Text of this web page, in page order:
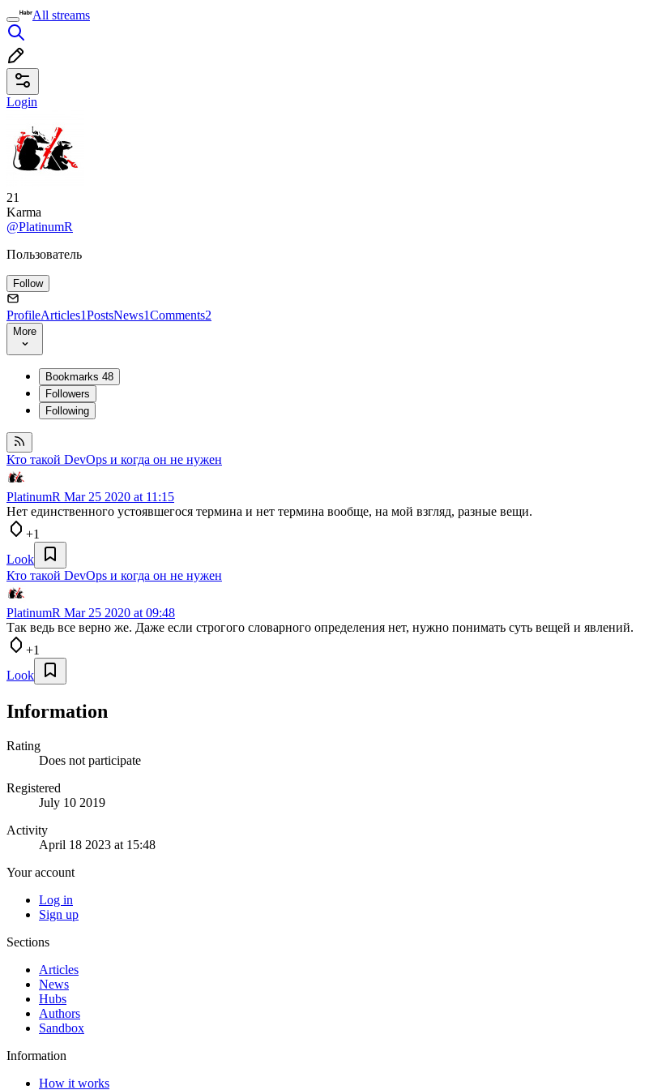
All streams
Login
21
Karma
@PlatinumR
Пользователь
Follow
ProfileArticles1PostsNews1Comments2
More
Bookmarks 48
Followers
Following
Кто такой DevOps и когда он не нужен
PlatinumR Mar 25 2020 at 11:15
Нет единственного устоявшегося термина и нет термина вообще, на мой взгляд, разные вещи.
+1
Look
Кто такой DevOps и когда он не нужен
PlatinumR Mar 25 2020 at 09:48
Так ведь все верно же. Даже если строгого словарного определения нет, нужно понимать суть вещей и явлений.
+1
Look
Information
Rating
Does not participate
Registered
July 10 2019
Activity
April 18 2023 at 15:48
Your account
Log in
Sign up
Sections
Articles
News
Hubs
Authors
Sandbox
Information
How it works